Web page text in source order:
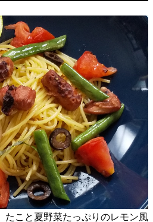
たこと夏野菜たっぷりのレモン風